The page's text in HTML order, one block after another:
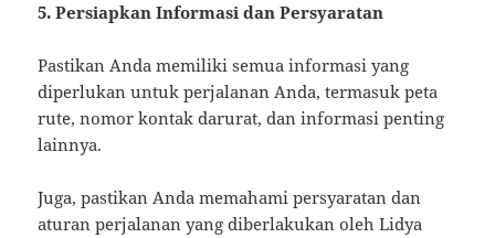
5. Persiapkan Informasi dan Persyaratan
Pastikan Anda memiliki semua informasi yang
diperlukan untuk perjalanan Anda, termasuk peta
rute, nomor kontak darurat, dan informasi penting
lainnya.
Juga, pastikan Anda memahami persyaratan dan
aturan perjalanan yang diberlakukan oleh Lidya